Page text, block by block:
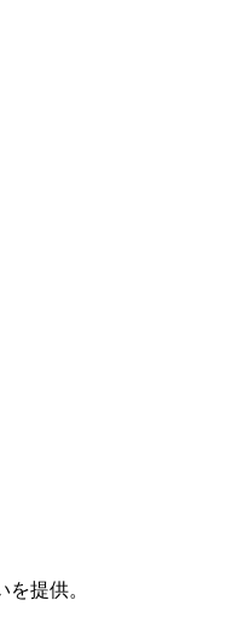
提供。